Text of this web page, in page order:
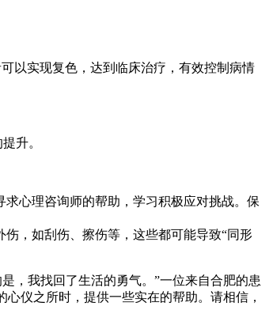
以实现复色，达到临床治疗，有效控制病情
升。
心理咨询师的帮助，学习积极应对挑战。保
，如刮伤、擦伤等，这些都可能导致“同形
，我找回了生活的勇气。”一位来自合肥的患
仪之所时，提供一些实在的帮助。请相信，